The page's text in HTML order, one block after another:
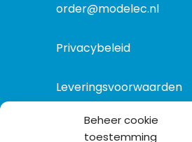
Beheer cookie
toestemming
order@modelec.nl
Privacybeleid
Leveringsvoorwaarden